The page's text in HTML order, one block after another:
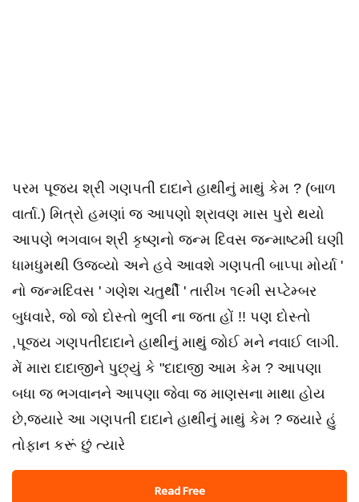
પરમ પૂજ્ય શ્રી ગણપતી દાદાને હાથીનું માથું કેમ ? (બાળ
વાર્તા.) મિત્રો હમણાં જ આપણો શ્રાવણ માસ પુરો થયો
આપણે ભગવાબ શ્રી કૃષ્ણનો જન્મ દિવસ જન્માષ્ટમી ઘણી
ધામધુમથી ઉજવ્યો અને હવે આવશે ગણપતી બાપ્પા મોર્યા '
નો જન્મદિવસ ' ગણેશ ચતુર્થી ' તારીખ ૧૯મી સપ્ટેમ્બર
બુધવારે, જો જો દોસ્તો ભુલી ના જતા હોં !! પણ દોસ્તો
,પૂજ્ય ગણપતીદાદાને હાથીનું માથું જોઈ મને નવાઈ લાગી.
મેં મારા દાદાજીને પુછ્યું કે "દાદાજી આમ કેમ ? આપણા
બધા જ ભગવાનને આપણા જેવા જ માણસના માથા હોય
છે,જ્યારે આ ગણપતી દાદાને હાથીનું માથું કેમ ? જ્યારે હું
તોફાન કરૂં છું ત્યારે
Read Free